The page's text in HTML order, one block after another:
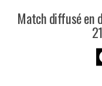
Match diffusé en